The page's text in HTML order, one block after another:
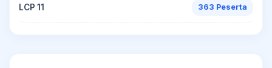
LCP 11 363 Peserta